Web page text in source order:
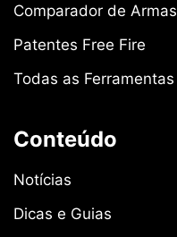
Comparador de Armas
Patentes Free Fire
Todas as Ferramentas
Conteúdo
Notícias
Dicas e Guias